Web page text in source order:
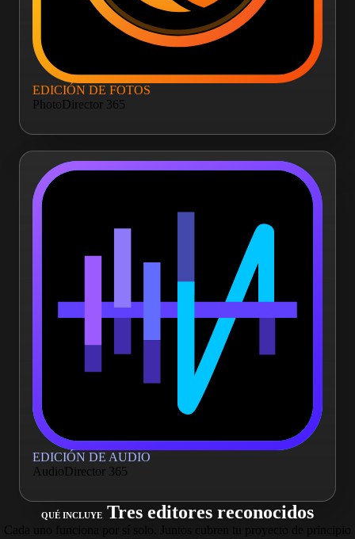
EDICIÓN DE FOTOS
PhotoDirector 365
EDICIÓN DE AUDIO
AudioDirector 365
QUÉ INCLUYE Tres editores reconocidos
Cada uno funciona por sí solo. Juntos cubren tu proyecto de principio